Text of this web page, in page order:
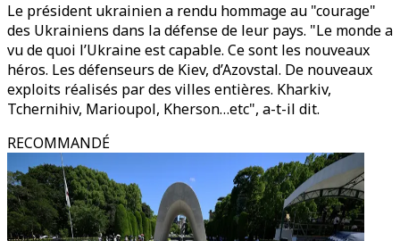
Le président ukrainien a rendu hommage au "courage"
des Ukrainiens dans la défense de leur pays. "Le monde a
vu de quoi l’Ukraine est capable. Ce sont les nouveaux
héros. Les défenseurs de Kiev, d’Azovstal. De nouveaux
exploits réalisés par des villes entières. Kharkiv,
Tchernihiv, Marioupol, Kherson…etc", a-t-il dit.
RECOMMANDÉ